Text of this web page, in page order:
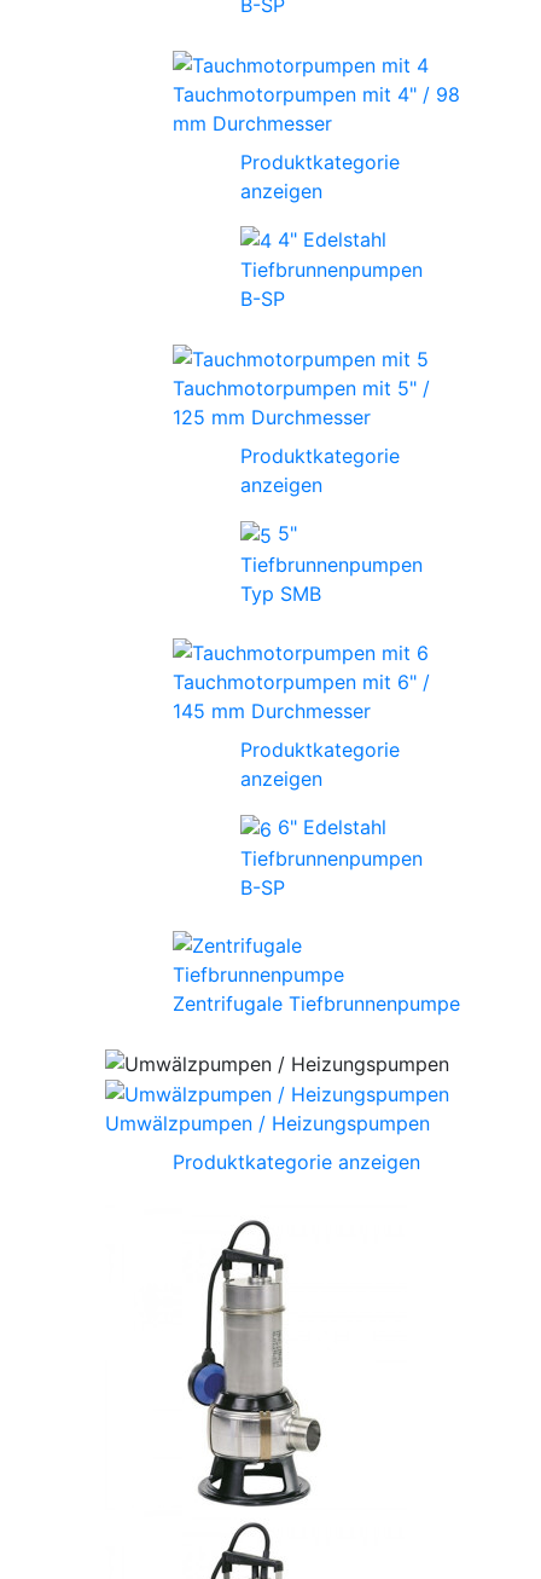
B-SP
Tauchmotorpumpen mit 4" / 98
mm Durchmesser
Produktkategorie
anzeigen
4" Edelstahl
Tiefbrunnenpumpen
B-SP
Tauchmotorpumpen mit 5" /
125 mm Durchmesser
Produktkategorie
anzeigen
5"
Tiefbrunnenpumpen
Typ SMB
Tauchmotorpumpen mit 6" /
145 mm Durchmesser
Produktkategorie
anzeigen
6" Edelstahl
Tiefbrunnenpumpen
B-SP
Zentrifugale Tiefbrunnenpumpe
Umwälzpumpen / Heizungspumpen
Produktkategorie anzeigen